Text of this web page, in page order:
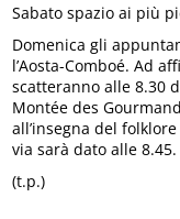
Sabato spazio ai più
Domenica gli
l’Aosta-Comboé. Ad
scatteranno alle 8.30
Montée des
all’insegna del
via sarà dato alle 8.45.
(t.p.)